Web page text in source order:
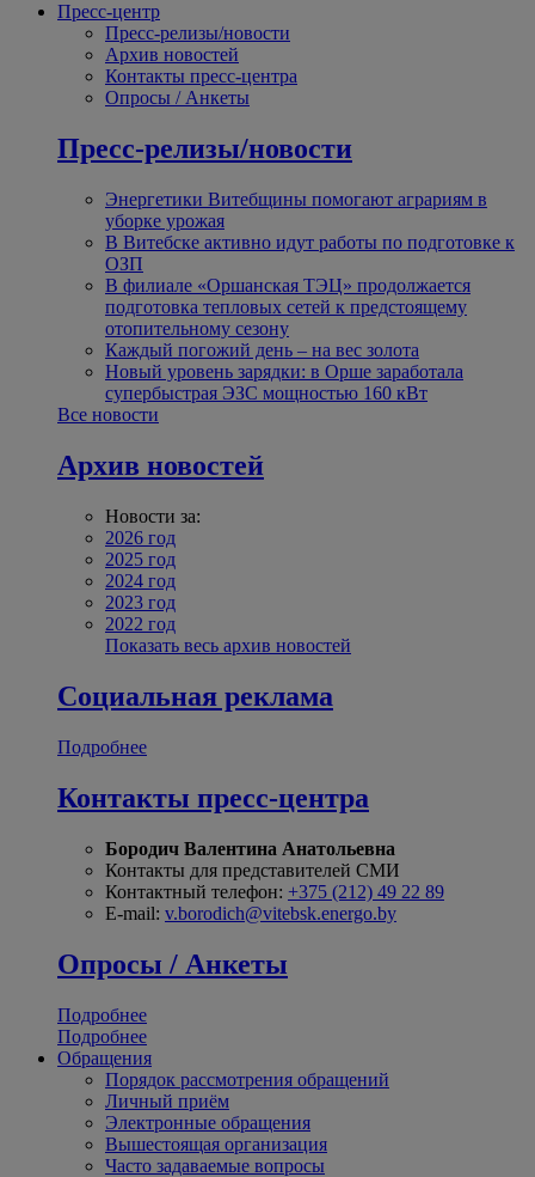
Пресс-центр
Пресс-релизы/новости
Архив новостей
Контакты пресс-центра
Опросы / Анкеты
Пресс-релизы/новости
Энергетики Витебщины помогают аграриям в
уборке урожая
В Витебске активно идут работы по подготовке к
ОЗП
В филиале «Оршанская ТЭЦ» продолжается
подготовка тепловых сетей к предстоящему
отопительному сезону
Каждый погожий день – на вес золота
Новый уровень зарядки: в Орше заработала
супербыстрая ЭЗС мощностью 160 кВт
Все новости
Архив новостей
Новости за:
2026 год
2025 год
2024 год
2023 год
2022 год
Показать весь архив новостей
Социальная реклама
Подробнее
Контакты пресс-центра
Бородич Валентина Анатольевна
Контакты для представителей СМИ
Контактный телефон: +375 (212) 49 22 89
E-mail: v.borodich@vitebsk.energo.by
Опросы / Анкеты
Подробнее
Подробнее
Обращения
Порядок рассмотрения обращений
Личный приём
Электронные обращения
Вышестоящая организация
Часто задаваемые вопросы